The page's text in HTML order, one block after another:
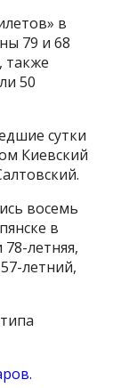
в
79 и 68
также
50
сутки
Киевский
восемь
в
летняя,
летний,